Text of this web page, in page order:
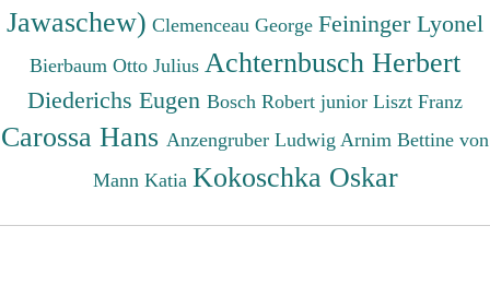
Jawaschew) Clemenceau George Feininger Lyonel
Bierbaum Otto Julius Achternbusch Herbert
Diederichs Eugen Bosch Robert junior Liszt Franz
Carossa Hans Anzengruber Ludwig Arnim Bettine von
Mann Katia Kokoschka Oskar